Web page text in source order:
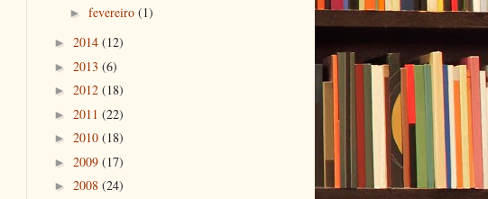
► fevereiro (1)
► 2014 (12)
► 2013 (6)
► 2012 (18)
► 2011 (22)
► 2010 (18)
► 2009 (17)
► 2008 (24)